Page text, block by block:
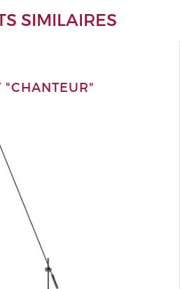
SIMILAIRES
"CHANTEUR"